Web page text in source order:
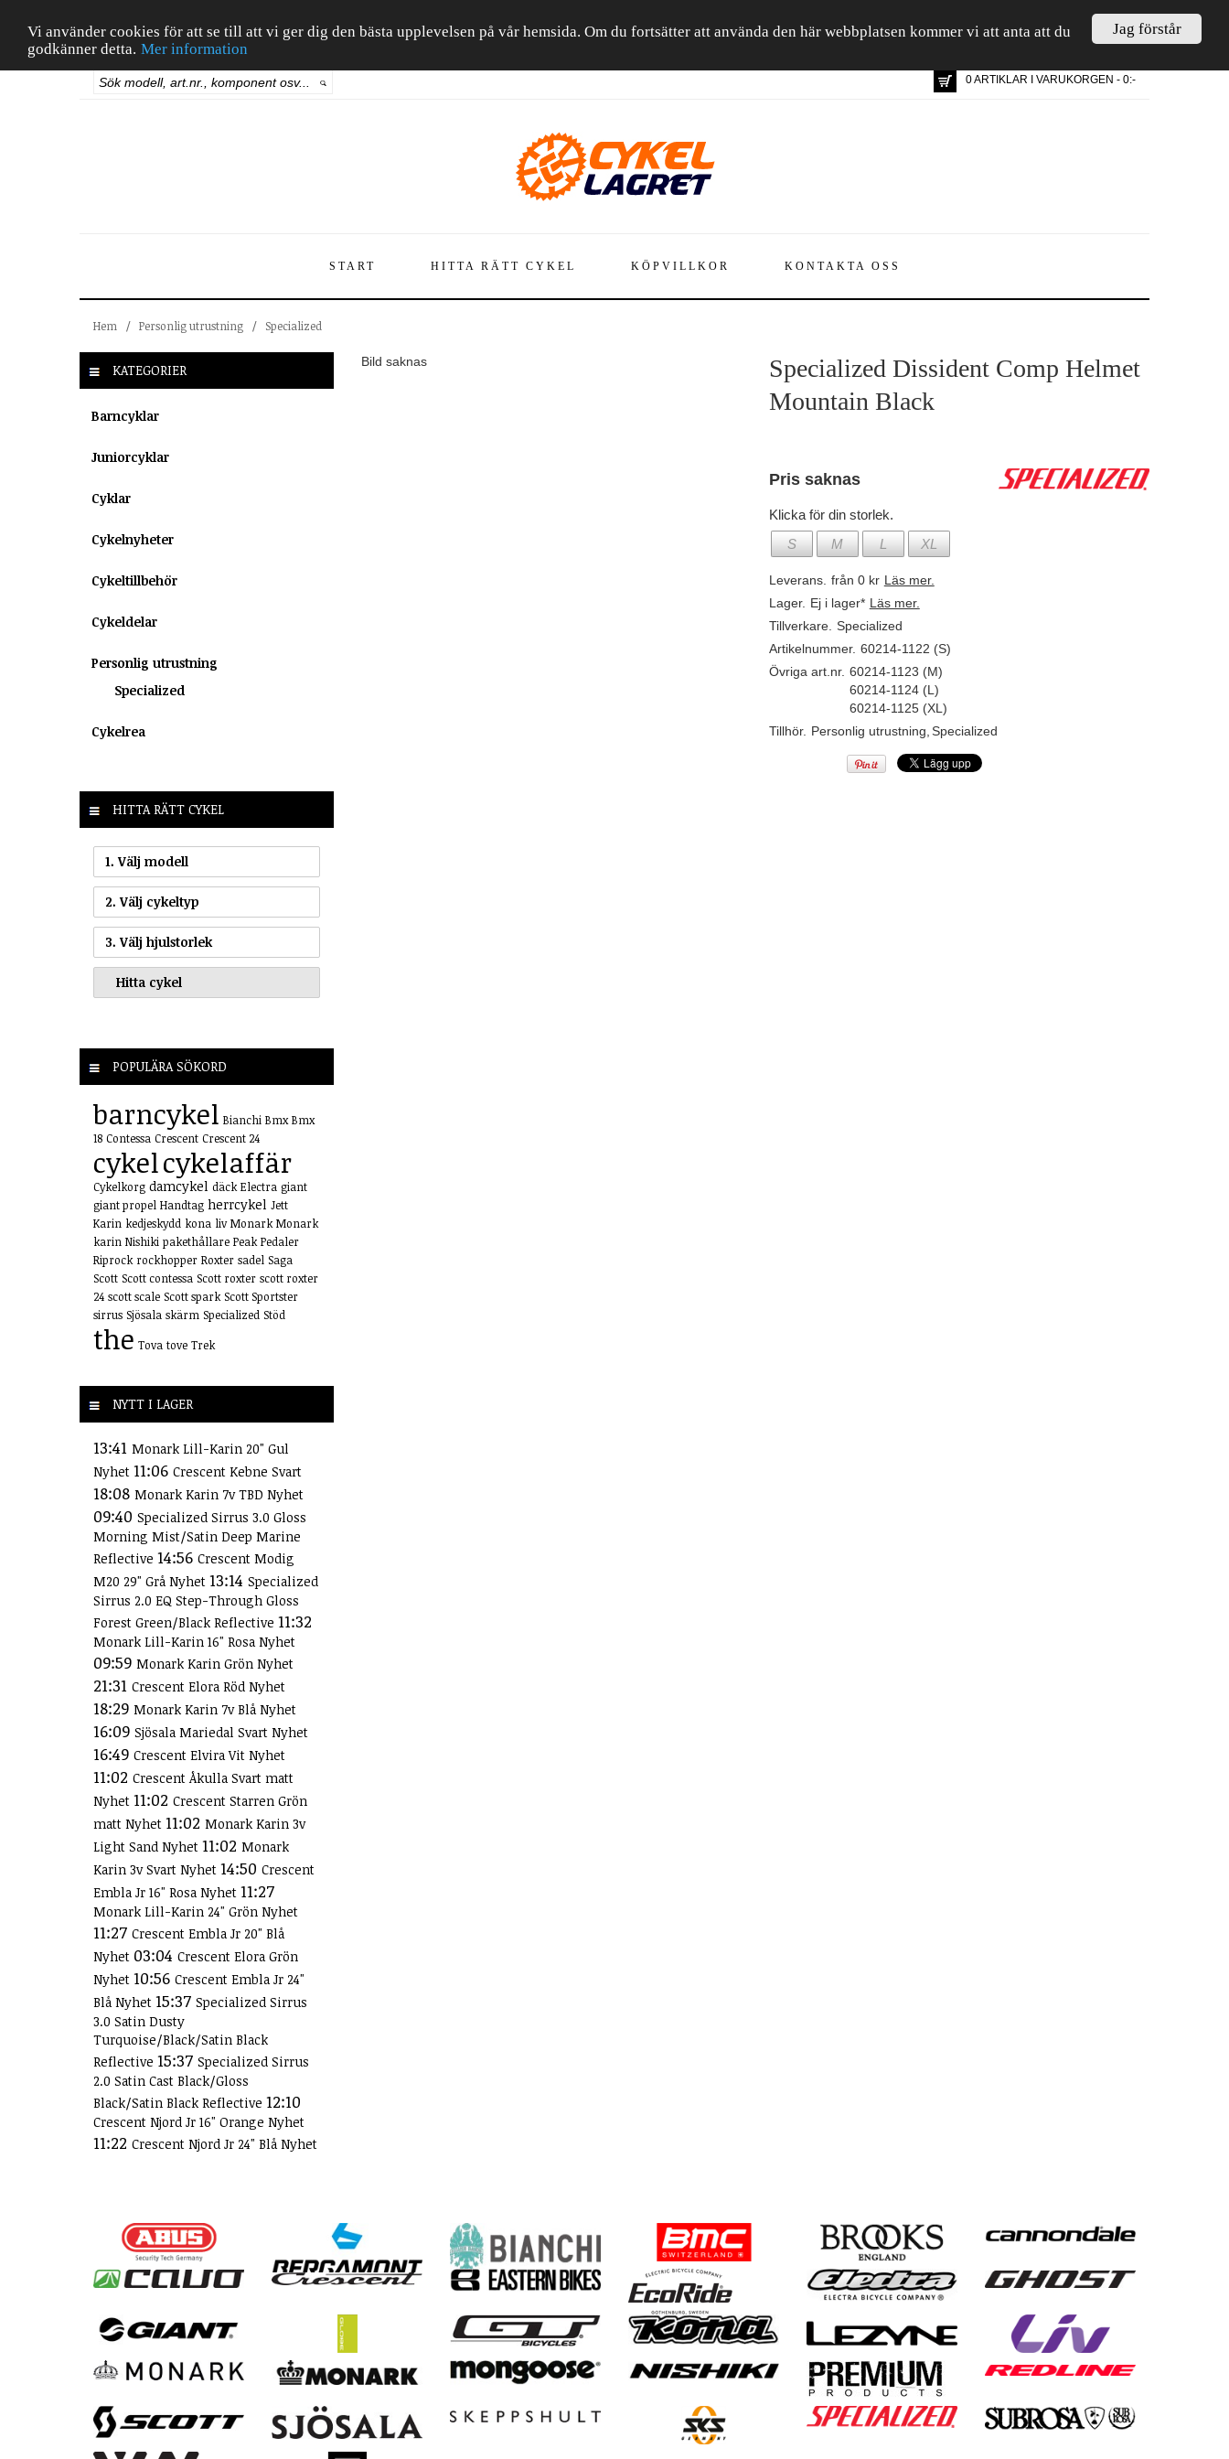
Jag förstår
Vi använder cookies för att se till att vi ger dig den bästa upplevelsen på vår hemsida. Om du fortsätter att använda den här webbplatsen kommer vi att anta att du
godkänner detta. Mer information
0 ARTIKLAR I VARUKORGEN - 0:-
START HITTA RÄTT CYKEL KÖPVILLKOR KONTAKTA OSS
Hem / Personlig utrustning / Specialized
KATEGORIER
Barncyklar
Juniorcyklar
Cyklar
Cykelnyheter
Cykeltillbehör
Cykeldelar
Personlig utrustning
Specialized
Cykelrea
HITTA RÄTT CYKEL
1. Välj modell
2. Välj cykeltyp
3. Välj hjulstorlek
POPULÄRA SÖKORD
barncykel Bianchi Bmx Bmx
18 Contessa Crescent Crescent 24
cykelcykelaffär
Cykelkorg damcykel däck Electra giant
giant propel Handtag herrcykel Jett
Karin kedjeskydd kona liv Monark Monark
karin Nishiki pakethållare Peak Pedaler
Riprock rockhopper Roxter sadel Saga
Scott Scott contessa Scott roxter scott roxter
24 scott scale Scott spark Scott Sportster
sirrus Sjösala skärm Specialized Stöd
the Tova tove Trek
NYTT I LAGER
13:41 Monark Lill-Karin 20" Gul
Nyhet 11:06 Crescent Kebne Svart
18:08 Monark Karin 7v TBD Nyhet
09:40 Specialized Sirrus 3.0 Gloss
Morning Mist/Satin Deep Marine
Reflective 14:56 Crescent Modig
M20 29" Grå Nyhet 13:14 Specialized
Sirrus 2.0 EQ Step-Through Gloss
Forest Green/Black Reflective 11:32
Monark Lill-Karin 16" Rosa Nyhet
09:59 Monark Karin Grön Nyhet
21:31 Crescent Elora Röd Nyhet
18:29 Monark Karin 7v Blå Nyhet
16:09 Sjösala Mariedal Svart Nyhet
16:49 Crescent Elvira Vit Nyhet
11:02 Crescent Åkulla Svart matt
Nyhet 11:02 Crescent Starren Grön
matt Nyhet 11:02 Monark Karin 3v
Light Sand Nyhet 11:02 Monark
Karin 3v Svart Nyhet 14:50 Crescent
Embla Jr 16" Rosa Nyhet 11:27
Monark Lill-Karin 24" Grön Nyhet
11:27 Crescent Embla Jr 20" Blå
Nyhet 03:04 Crescent Elora Grön
Nyhet 10:56 Crescent Embla Jr 24"
Blå Nyhet 15:37 Specialized Sirrus
3.0 Satin Dusty
Turquoise/Black/Satin Black
Reflective 15:37 Specialized Sirrus
2.0 Satin Cast Black/Gloss
Black/Satin Black Reflective 12:10
Crescent Njord Jr 16" Orange Nyhet
11:22 Crescent Njord Jr 24" Blå Nyhet
Bild saknas
Specialized Dissident Comp Helmet
Mountain Black
Pris saknas
Klicka för din storlek.
S
M L XL
Leverans. från 0 kr Läs mer.
Lager. Ej i lager* Läs mer.
Tillverkare. Specialized
Artikelnummer. 60214-1122 (S)
Övriga art.nr. 60214-1123 (M)
60214-1124 (L)
60214-1125 (XL)
Tillhör. Personlig utrustning Specialized